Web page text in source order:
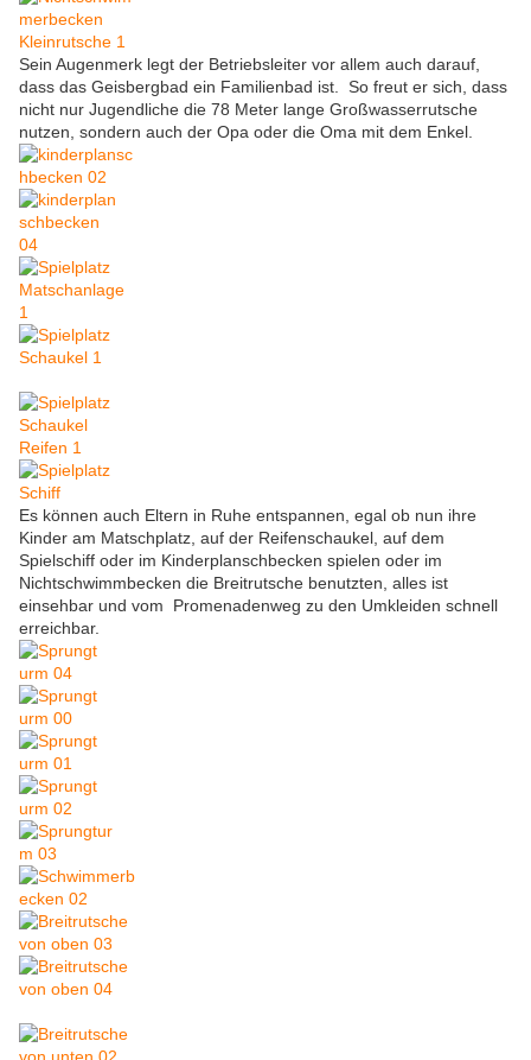
Sein Augenmerk legt der Betriebsleiter vor allem auch darauf,
dass das Geisbergbad ein Familienbad ist. So freut er sich, dass
nicht nur Jugendliche die 78 Meter lange Großwasserrutsche
nutzen, sondern auch der Opa oder die Oma mit dem Enkel.
Es können auch Eltern in Ruhe entspannen, egal ob nun ihre
Kinder am Matschplatz, auf der Reifenschaukel, auf dem
Spielschiff oder im Kinderplanschbecken spielen oder im
Nichtschwimmbecken die Breitrutsche benutzten, alles ist
einsehbar und vom Promenadenweg zu den Umkleiden schnell
erreichbar.